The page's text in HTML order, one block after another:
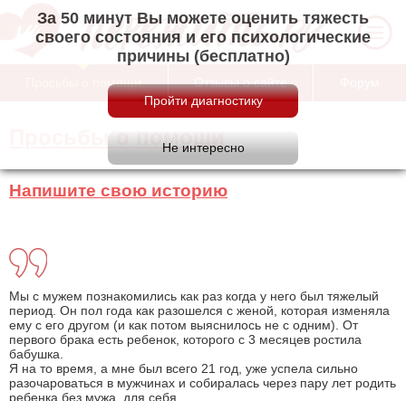
За 50 минут Вы можете оценить тяжесть
своего состояния и его психологические
причины (бесплатно)
Просьбы о помощи Отзывы о сайте
Просьбы о помощи
Напишите свою историю
Мы с мужем познакомились как раз когда у него был тяжелый
период. Он пол года как разошелся с женой, которая изменяла
ему с его другом (и как потом выяснилось не с одним). От
первого брака есть ребенок, которого с 3 месяцев ростила
бабушка.
Я на то время, а мне был всего 21 год, уже успела сильно
разочароваться в мужчинах и собиралась через пару лет родить
ребенка без мужа, для себя.